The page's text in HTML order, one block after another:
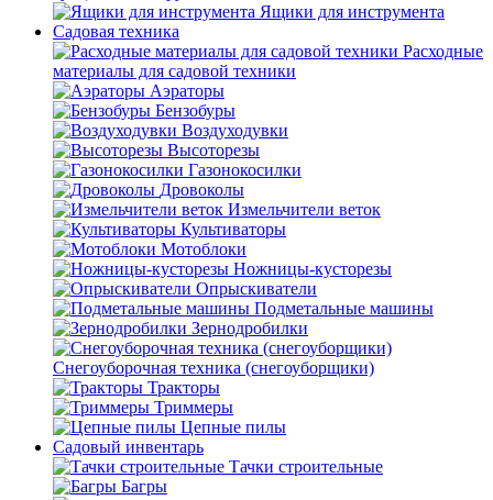
Ящики для инструмента
Садовая техника
Расходные
материалы для садовой техники
Аэраторы
Бензобуры
Воздуходувки
Высоторезы
Газонокосилки
Дровоколы
Измельчители веток
Культиваторы
Мотоблоки
Ножницы-кусторезы
Опрыскиватели
Подметальные машины
Зернодробилки
Снегоуборочная техника (снегоуборщики)
Тракторы
Триммеры
Цепные пилы
Садовый инвентарь
Тачки строительные
Багры